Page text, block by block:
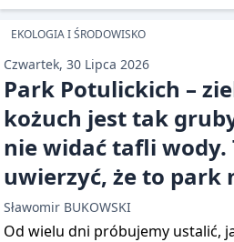
EKOLOGIA I ŚRODOWISKO
Czwartek, 30 Lipca 2026
Park Potulickich –
kożuch jest tak
nie widać tafli wody.
uwierzyć, że to park
Sławomir BUKOWSKI
Od wielu dni próbujemy ustalić,